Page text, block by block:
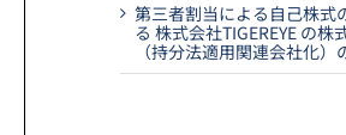
第三者割当による自己株式
る 株式会社TIGEREYE の株
（持分法適用関連会社化）